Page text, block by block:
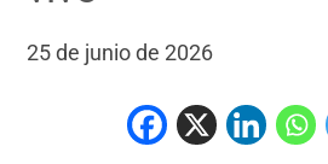
25 de junio de 2026